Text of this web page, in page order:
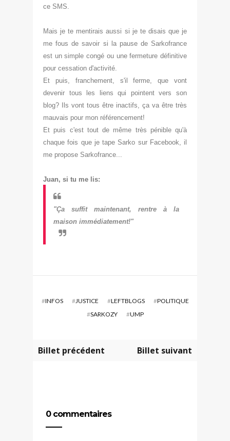
ce SMS.
Mais je te mentirais aussi si je te disais queje
me fous de savoir si la pause de Sarkofrance
est un simple congé ou unefermeture définitive
pour cessation d'activité.
Et puis, franchement, s'il ferme, que vont
devenir tous les liens qui pointent vers son
blog? Ils vont tous être inactifs, ça va être très
mauvais pour mon référencement!
Et puis c'est tout de même très péni ble qu'à
chaque fois que je tape Sarko sur Facebook, il
me propose Sarkofrance...
Juan, si tu me lis:
"Ça suffit maintenant, rentre à la
maison immédiatement!"
#INFOS #JUSTICE #LEFTBLOGS #POLITIQUE
#SARKOZY #UMP
Billet précédent Billet suivant
0 commentaires